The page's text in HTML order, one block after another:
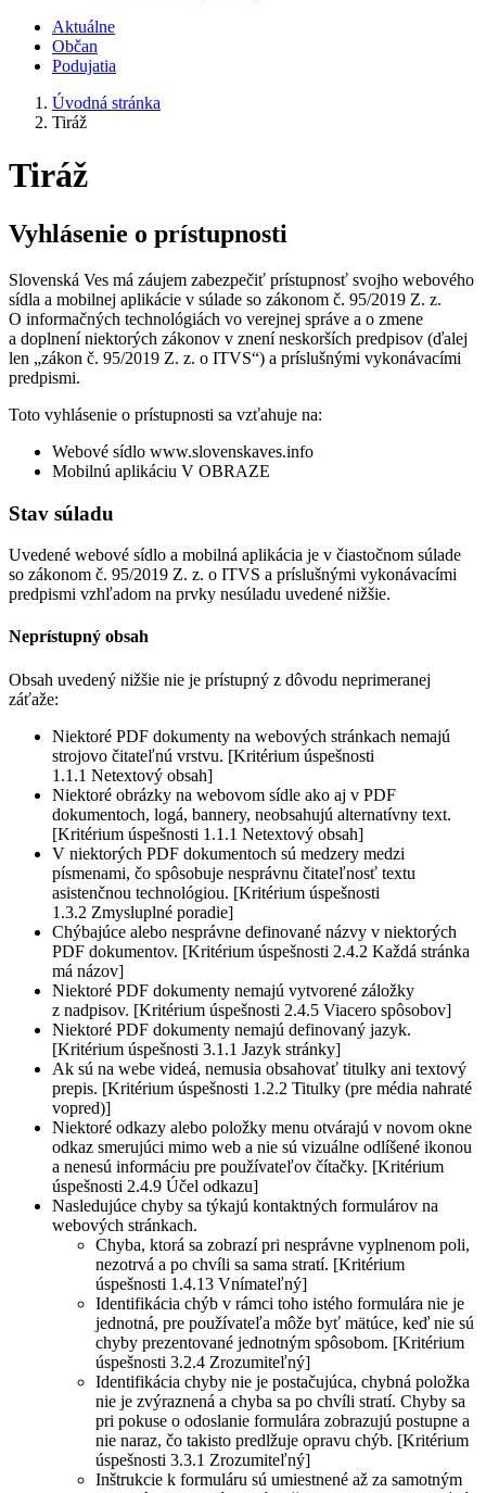
Aktuálne
Občan
Podujatia
Úvodná stránka
Tiráž
Tiráž
Vyhlásenie o prístupnosti
Slovenská Ves má záujem zabezpečiť prístupnosť svojho webového
sídla a mobilnej aplikácie v súlade so zákonom č. 95/2019 Z. z.
O informačných technológiách vo verejnej správe a o zmene
a doplnení niektorých zákonov v znení neskorších predpisov (ďalej
len „zákon č. 95/2019 Z. z. o ITVS“) a príslušnými vykonávacími
predpismi.
Toto vyhlásenie o prístupnosti sa vzťahuje na:
Webové sídlo www.slovenskaves.info
Mobilnú aplikáciu V OBRAZE
Stav súladu
Uvedené webové sídlo a mobilná aplikácia je v čiastočnom súlade
so zákonom č. 95/2019 Z. z. o ITVS a príslušnými vykonávacími
predpismi vzhľadom na prvky nesúladu uvedené nižšie.
Neprístupný obsah
Obsah uvedený nižšie nie je prístupný z dôvodu neprimeranej
záťaže:
Niektoré PDF dokumenty na webových stránkach nemajú
strojovo čitateľnú vrstvu. [Kritérium úspešnosti
1.1.1 Netextový obsah]
Niektoré obrázky na webovom sídle ako aj v PDF
dokumentoch, logá, bannery, neobsahujú alternatívny text.
[Kritérium úspešnosti 1.1.1 Netextový obsah]
V niektorých PDF dokumentoch sú medzery medzi
písmenami, čo spôsobuje nesprávnu čitateľnosť textu
asistenčnou technológiou. [Kritérium úspešnosti
1.3.2 Zmysluplné poradie]
Chýbajúce alebo nesprávne definované názvy v niektorých
PDF dokumentov. [Kritérium úspešnosti 2.4.2 Každá stránka
má názov]
Niektoré PDF dokumenty nemajú vytvorené záložky
z nadpisov. [Kritérium úspešnosti 2.4.5 Viacero spôsobov]
Niektoré PDF dokumenty nemajú definovaný jazyk.
[Kritérium úspešnosti 3.1.1 Jazyk stránky]
Ak sú na webe videá, nemusia obsahovať titulky ani textový
prepis. [Kritérium úspešnosti 1.2.2 Titulky (pre média nahraté
vopred)]
Niektoré odkazy alebo položky menu otvárajú v novom okne
odkaz smerujúci mimo web a nie sú vizuálne odlíšené ikonou
a nenesú informáciu pre používateľov čítačky. [Kritérium
úspešnosti 2.4.9 Účel odkazu]
Nasledujúce chyby sa týkajú kontaktných formulárov na
webových stránkach.
Chyba, ktorá sa zobrazí pri nesprávne vyplnenom poli,
nezotrvá a po chvíli sa sama stratí. [Kritérium
úspešnosti 1.4.13 Vnímateľný]
Identifikácia chýb v rámci toho istého formulára nie je
jednotná, pre používateľa môže byť mätúce, keď nie sú
chyby prezentované jednotným spôsobom. [Kritérium
úspešnosti 3.2.4 Zrozumiteľný]
Identifikácia chyby nie je postačujúca, chybná položka
nie je zvýraznená a chyba sa po chvíli stratí. Chyby sa
pri pokuse o odoslanie formulára zobrazujú postupne a
nie naraz, čo takisto predlžuje opravu chýb. [Kritérium
úspešnosti 3.3.1 Zrozumiteľný]
Inštrukcie k formuláru sú umiestnené až za samotným